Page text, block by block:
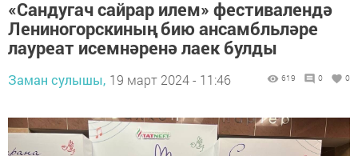
«Сандугач сайрар илем» фестивалендә
Лениногорскиның бию ансамбльләре
лауреат исемнәренә лаек булды
Заман сулышы, 19 март 2024 - 11:46 619 0 0